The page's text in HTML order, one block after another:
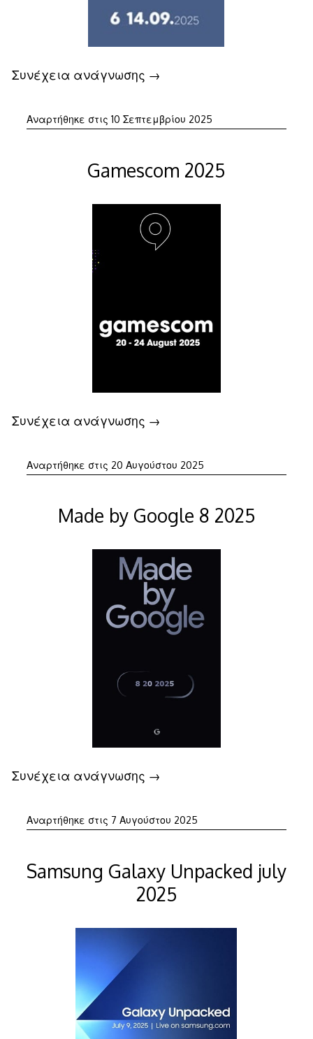
Συνέχεια ανάγνωσης →
Αναρτήθηκε στις 10 Σεπτεμβρίου 202510
Gamescom 2025
Συνέχεια ανάγνωσης →
Αναρτήθηκε στις 20 Αυγούστου 202520
Made by Google 8 2025
Συνέχεια ανάγνωσης →
Αναρτήθηκε στις 7 Αυγούστου 2025
Samsung Galaxy Unpacked july
2025